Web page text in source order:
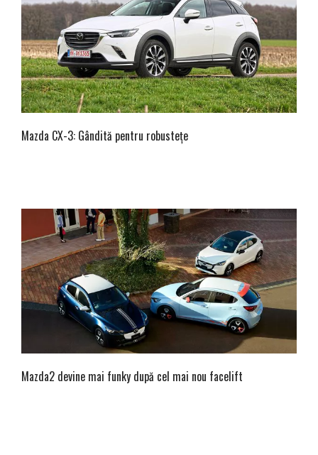
Mazda CX-3: Gândită pentru robustețe
Mazda2 devine mai funky după cel mai nou facelift